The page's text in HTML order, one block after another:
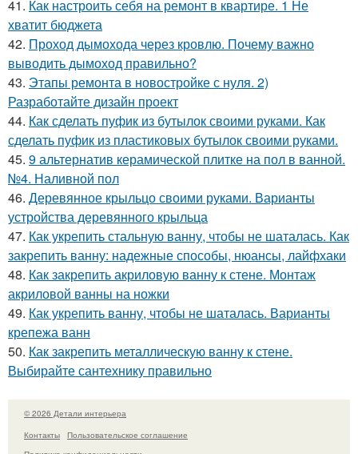
41. Как настроить себя на ремонт в квартире. 1 Не
хватит бюджета
42. Проход дымохода через кровлю. Почему важно
выводить дымоход правильно?
43. Этапы ремонта в новостройке с нуля. 2)
Разработайте дизайн проект
44. Как сделать пуфик из бутылок своими руками. Как
сделать пуфик из пластиковых бутылок своими руками.
45. 9 альтернатив керамической плитке на пол в ванной.
№4. Наливной пол
46. Деревянное крыльцо своими руками. Варианты
устройства деревянного крыльца
47. Как укрепить стальную ванну, чтобы не шаталась. Как
закрепить ванну: надежные способы, нюансы, лайфхаки
48. Как закрепить акриловую ванну к стене. Монтаж
акриловой ванны на ножки
49. Как укрепить ванну, чтобы не шаталась. Варианты
крепежа ванн
50. Как закрепить металлическую ванну к стене.
Выбирайте сантехнику правильно
© 2026 Детали интерьера
Контакты
Пользовательское соглашение